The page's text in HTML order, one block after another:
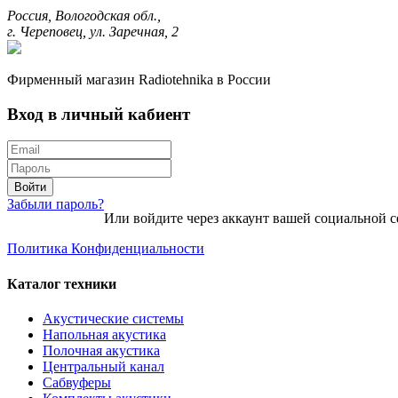
Россия, Вологодская обл.,
г. Череповец, ул. Заречная, 2
Фирменный магазин Radiotehnika в России
Вход в личный кабиент
Войти
Забыли пароль?
Или войдите через аккаунт вашей социальной
Политика Конфиденциальности
Каталог техники
Акустические системы
Напольная акустика
Полочная акустика
Центральный канал
Сабвуферы